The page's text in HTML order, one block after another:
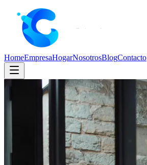
HomeEmpresaHogarNosotrosBlogContacto